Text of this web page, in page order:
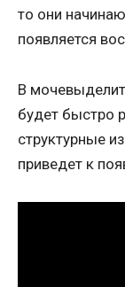
то они
появляется
В
будет быстро
структурные
приведет к